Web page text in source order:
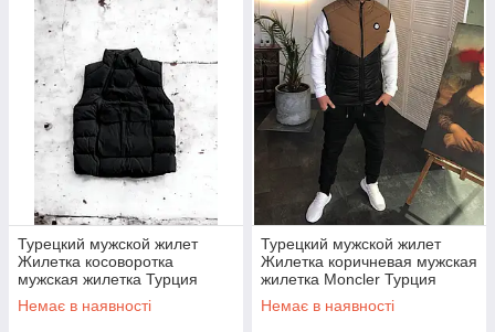
Турецкий мужской жилет
Жилетка косоворотка
мужская жилетка Турция
Немає в наявності
Турецкий мужской жилет
Жилетка коричневая мужская
жилетка Moncler Турция
Немає в наявності